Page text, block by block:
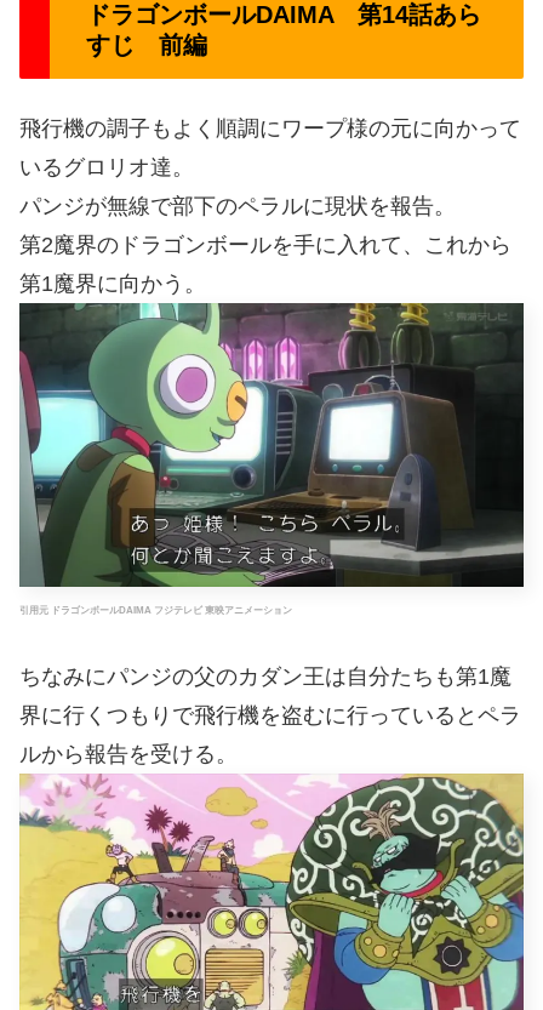
ドラゴンボールDAIMA 第14話あら
すじ 前編
飛行機の調子もよく順調にワープ様の元に向かって
いるグロリオ達。
パンジが無線で部下のペラルに現状を報告。
第2魔界のドラゴンボールを手に入れて、これから
第1魔界に向かう。
引用元 ドラゴンボールDAIMA フジテレビ 東映アニメーション
ちなみにパンジの父のカダン王は自分たちも第1魔
界に行くつもりで飛行機を盗むに行っているとペラ
ルから報告を受ける。